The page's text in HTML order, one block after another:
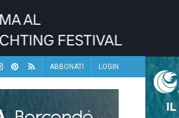
ABBONATI LOGIN